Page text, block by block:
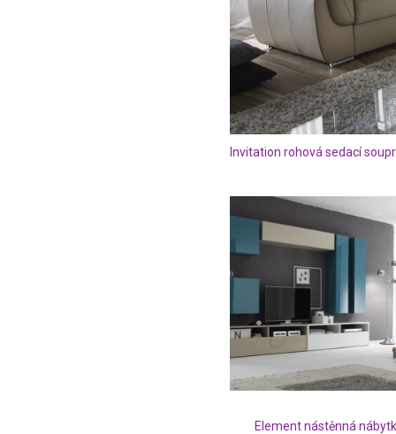
Invitation rohová sedací
Element nástěnná